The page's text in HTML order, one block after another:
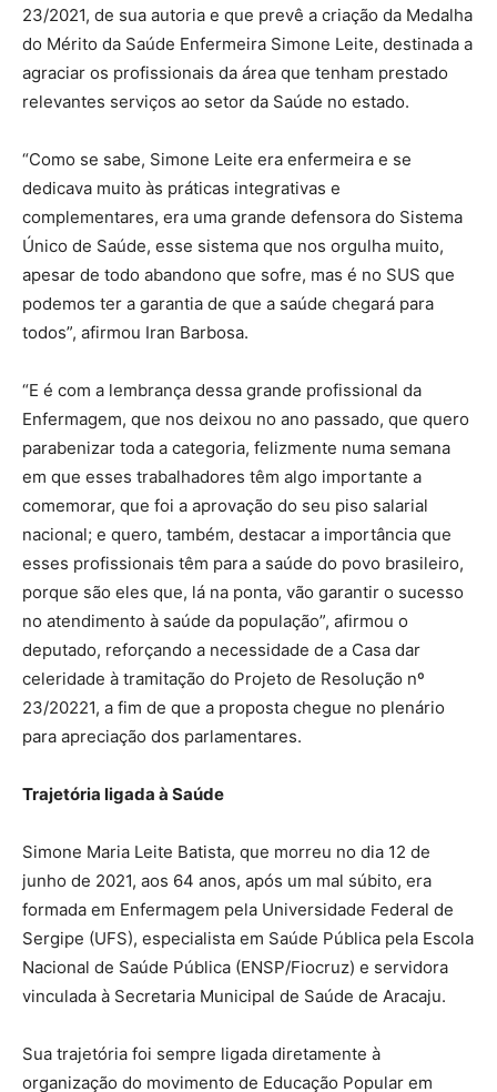
23/2021, de sua autoria e que prevê a criação da Medalha
do Mérito da Saúde Enfermeira Simone Leite, destinada a
agraciar os profissionais da área que tenham prestado
relevantes serviços ao setor da Saúde no estado.
“Como se sabe, Simone Leite era enfermeira e se
dedicava muito às práticas integrativas e
complementares, era uma grande defensora do Sistema
Único de Saúde, esse sistema que nos orgulha muito,
apesar de todo abandono que sofre, mas é no SUS que
podemos ter a garantia de que a saúde chegará para
todos”, afirmou Iran Barbosa.
“E é com a lembrança dessa grande profissional da
Enfermagem, que nos deixou no ano passado, que quero
parabenizar toda a categoria, felizmente numa semana
em que esses trabalhadores têm algo importante a
comemorar, que foi a aprovação do seu piso salarial
nacional; e quero, também, destacar a importância que
esses profissionais têm para a saúde do povo brasileiro,
porque são eles que, lá na ponta, vão garantir o sucesso
no atendimento à saúde da população”, afirmou o
deputado, reforçando a necessidade de a Casa dar
celeridade à tramitação do Projeto de Resolução nº
23/20221, a fim de que a proposta chegue no plenário
para apreciação dos parlamentares.
Trajetória ligada à Saúde
Simone Maria Leite Batista, que morreu no dia 12 de
junho de 2021, aos 64 anos, após um mal súbito, era
formada em Enfermagem pela Universidade Federal de
Sergipe (UFS), especialista em Saúde Pública pela Escola
Nacional de Saúde Pública (ENSP/Fiocruz) e servidora
vinculada à Secretaria Municipal de Saúde de Aracaju.
Sua trajetória foi sempre ligada diretamente à
organização do movimento de Educação Popular em